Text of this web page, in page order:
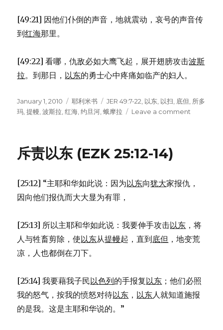
[49:21] 因他们仆倒的声音，地就震动，哀号的声音传
到红海那里。
[49:22] 看哪，仇敌必如大鹰飞起，展开翅膀攻击波斯
拉。到那日， 以东的勇士心中疼痛如临产的妇人。
Posted
on
January 1, 2010 Categories
耶利米书 Tags
JER 49:7-22 以东 以扫 底但 所多
玛 ,提幔 ,波斯拉 ,红海 ,约旦河 ,蛾摩拉 Leave a comment
(JER
斥责以东 (EZK 25:12-14)
[25:12] “主耶和华如此说：因为以东向犹大家报仇，
因向他们报仇而大大显为有罪，
[25:13] 所以主耶和华如此说：我要伸手攻击以东 ，将
人与牲畜剪除，使以东从提幔起，直到底但 ，地变荒
凉，人也都倒在刀下。
[25:14] 我要藉我子民以色列的手报复以东 ；他们必照
我的怒气，按我的愤怒对待以东 ， 以东人就知道施报
的是我。这是主耶和华说的。”